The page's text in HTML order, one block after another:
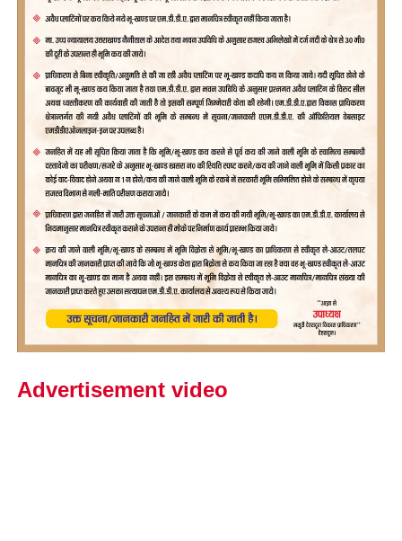
Advertisement video